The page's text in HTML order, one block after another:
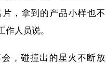
日本語 한국어
，拿到的产品小样也不
作人员说。
，碰撞出的星火不断放